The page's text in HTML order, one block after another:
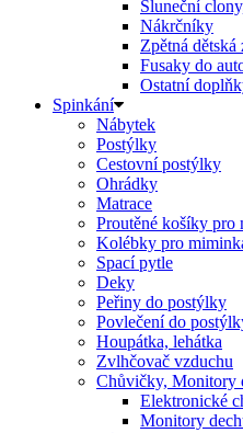
Sluneční
Nákrčníky
Zpětná dětská
Fusaky do
Ostatní
Spinkání
Nábytek
Postýlky
Cestovní postýlky
Ohrádky
Matrace
Proutěné košíky pro
Kolébky pro
Spací pytle
Deky
Peřiny do postýlky
Povlečení do
Houpátka, lehátka
Zvlhčovač vzduchu
Chůvičky, Monitory
Elektronické
Monitory